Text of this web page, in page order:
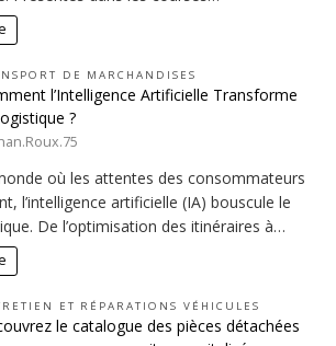
DE MARCHANDISES
l’Intelligence Artificielle Transforme
?
où les attentes des consommateurs
l’intelligence artificielle (IA) bouscule le
De l’optimisation des itinéraires à…
ET RÉPARATIONS VÉHICULES
le catalogue des pièces détachées